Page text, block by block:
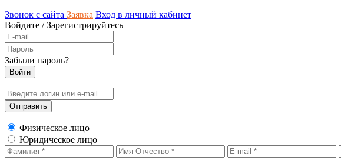
Звонок с сайта Заявка Вход в личный кабинет
Войдите /Зарегистрируйтесь
Забыли пароль?
Физическое лицо
Юридическое лицо